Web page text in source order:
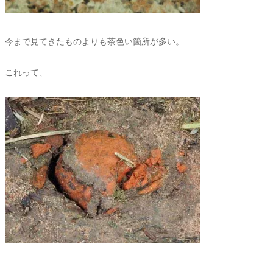
今まで見てきたものよりも茶色い箇所が多い。
これって、